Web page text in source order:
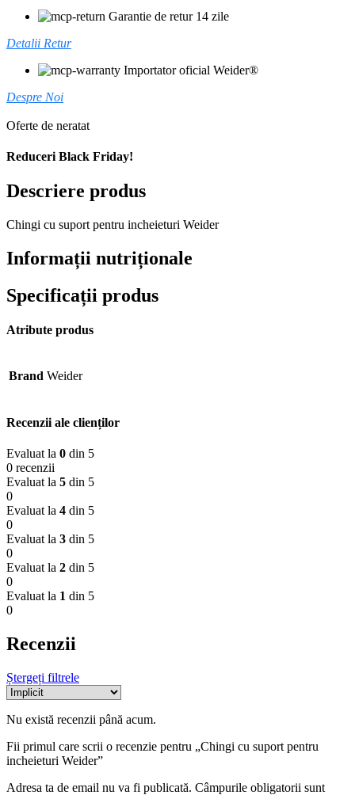
Garantie de retur 14 zile
Detalii Retur
Importator oficial Weider®
Despre Noi
Oferte de neratat
Reduceri Black Friday!
Descriere produs
Chingi cu suport pentru incheieturi Weider
Informații nutriționale
Specificații produs
Atribute produs
Brand Weider
Recenzii ale clienților
Evaluat la 0 din 5
0 recenzii
Evaluat la 5 din 5
0
Evaluat la 4 din 5
0
Evaluat la 3 din 5
0
Evaluat la 2 din 5
0
Evaluat la 1 din 5
0
Recenzii
Ștergeți filtrele
Nu există recenzii până acum.
Fii primul care scrii o recenzie pentru „Chingi cu suport pentru
incheieturi Weider”
Adresa ta de email nu va fi publicată. Câmpurile obligatorii sunt